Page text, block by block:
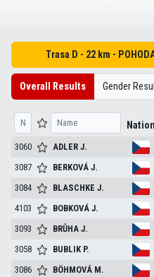
Trasa D - 22 km -
Overall Results Gender
Nation
3060 ADLERJ.
3087
BERKOVÁJ.
3084
BLASCHKEJ.
4103
BOBKOVÁJ.
3093
BRŮHAJ.
3058
BUBLIK P.
3086
BÖHMOVÁ M.